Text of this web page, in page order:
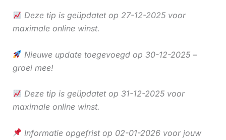
Deze tip is geüpdatet op 27-12-2025 voor
maximale online winst.
Nieuwe update toegevoegd op 30-12-2025 –
groei mee!
Deze tip is geüpdatet op 31-12-2025 voor
maximale online winst.
Informatie opgefrist op 02-01-2026 voor jouw